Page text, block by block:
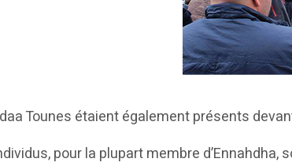
Tounes étaient également présents
pour la plupart membre